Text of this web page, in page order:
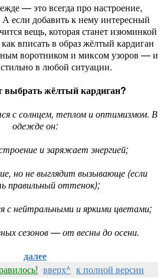
— это всегда про настроение,
если добавить к нему интересный
вещь, которая станет изюминкой
вписать в образ жёлтый кардиган
воротником и миксом узоров — и
в любой ситуации.
выбрать жёлтый кардиган?
с солнцем, теплом и оптимизмом. В
одежде он:
и заряжает энергией;
но не выглядит вызывающе (если
правильный оттенок);
с нейтральными и яркими цветами;
сезонов — от весны до осени.
далее
вверх^ к полной версии